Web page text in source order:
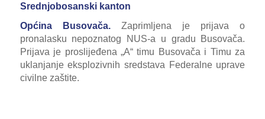
Srednjobosanski kanton
Općina Busovača. Zaprimljena je prijava o
pronalasku nepoznatog NUS-a u gradu Busovača.
Prijava je proslijeđena „A“ timu Busovača i Timu za
uklanjanje eksplozivnih sredstava Federalne uprave
civilne zaštite.